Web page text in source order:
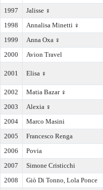
1997
Jalisse ♀️
1998
Annalisa Minetti ♀️
1999
Anna Oxa ♀️
2000
Avion Travel
2001 Elisa ♀️
2002
Matia Bazar ♀️
2003
Alexia ♀️
2004
Marco Masini
2005
Francesco Renga
2006
Povia
2007
Simone Cristicchi
2008
Giò Di Tonno, Lola Ponce